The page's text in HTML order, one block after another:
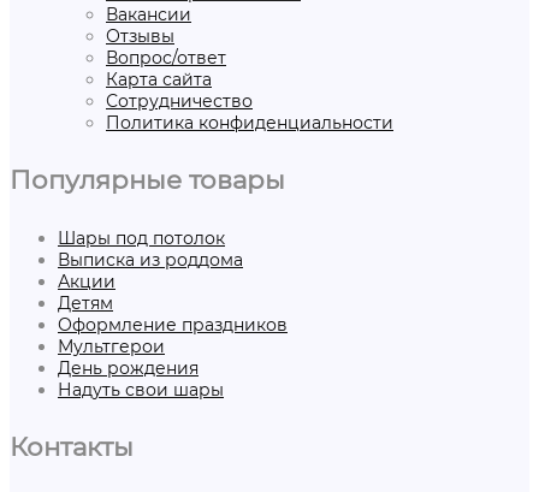
Вакансии
Отзывы
Вопрос/ответ
Карта сайта
Сотрудничество
Политика конфиденциальности
Популярные товары
Шары под потолок
Выписка из роддома
Акции
Детям
Оформление праздников
Мультгерои
День рождения
Надуть свои шары
Контакты